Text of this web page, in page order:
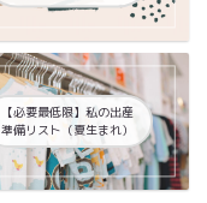
【必要最低限】私の出産
準備リスト（夏生まれ）